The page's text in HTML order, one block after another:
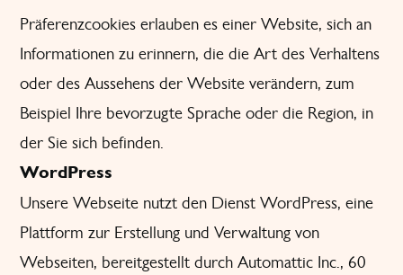
Präferenzcookies erlauben es einer Website, sich an
Informationen zu erinnern, die die Art des Verhaltens
oder des Aussehens der Website verändern, zum
Beispiel Ihre bevorzugte Sprache oder die Region, in
der Sie sich befinden.
WordPress
Unsere Webseite nutzt den Dienst WordPress, eine
Plattform zur Erstellung und Verwaltung von
Webseiten, bereitgestellt durch Automattic Inc., 60